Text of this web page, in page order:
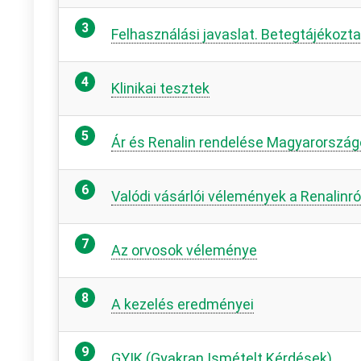
Felhasználási javaslat.
Klinikai tesztek
Ár és Renalin rendelése
Valódi vásárlói vélemények a
Az orvosok véleménye
A kezelés eredményei